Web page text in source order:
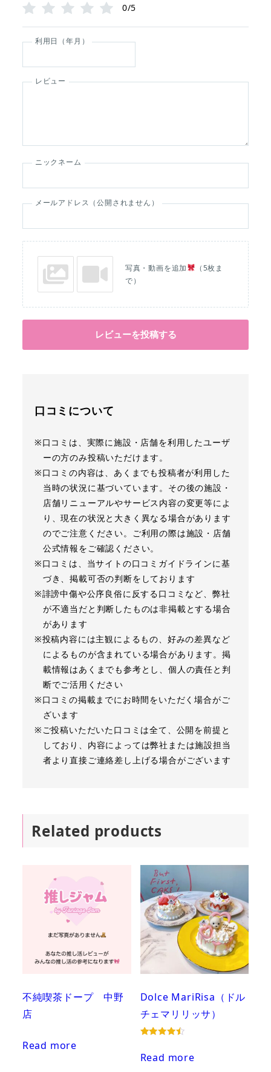
0/5
利用日（年月）
レビュー
ニックネーム
メールアドレス（公開されません）
写真・動画を追加
（5枚ま
で）
レビューを投稿する
口コミについて
※口コミは、実際に施設・店舗を利用したユーザ
ーの方のみ投稿いただけます。
※口コミの内容は、あくまでも投稿者が利用した
当時の状況に基づいています。その後の施設・
店舗リニューアルやサービス内容の変更等によ
り、現在の状況と大きく異なる場合があります
のでご注意ください。ご利用の際は施設・店舗
公式情報をご確認ください。
※口コミは、当サイトの口コミガイドラインに基
づき、掲載可否の判断をしております
※誹謗中傷や公序良俗に反する口コミなど、弊社
が不適当だと判断したものは非掲載とする場合
があります
※投稿内容には主観によるもの、好みの差異など
によるものが含まれている場合があります。掲
載情報はあくまでも参考とし、個人の責任と判
断でご活用ください
※口コミの掲載までにお時間をいただく場合がご
ざいます
※ご投稿いただいた口コミは全て、公開を前提と
しており、内容によっては弊社または施設担当
者より直接ご連絡差し上げる場合がございます
Related products
不純喫茶ドープ 中野
店
Read more
Dolce MariRisa（ドル
チェマリリッサ）
out of 5
Read more